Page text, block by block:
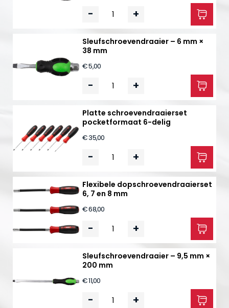
- +
Sleufschroevendraaier – 6 mm ×
38 mm
€ 5,00
- +
Platte schroevendraaierset
pocketformaat 6-delig
€ 35,00
- +
Flexibele dopschroevendraaierset
6, 7 en 8 mm
€ 68,00
- +
Sleufschroevendraaier – 9,5 mm ×
200 mm
€ 11,00
- +